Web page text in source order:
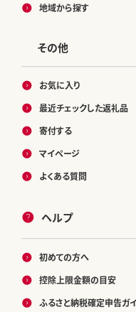
地域から探す
その他
お気に入り
最近チェックした返礼品
寄付する
マイページ
よくある質問
ヘルプ
初めての方へ
控除上限金額の目安
ふるさと納税確定申告ガ